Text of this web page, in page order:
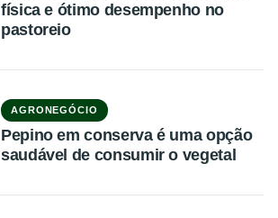
física e ótimo desempenho no
pastoreio
AGRONEGÓCIO
Pepino em conserva é uma opção
saudável de consumir o vegetal